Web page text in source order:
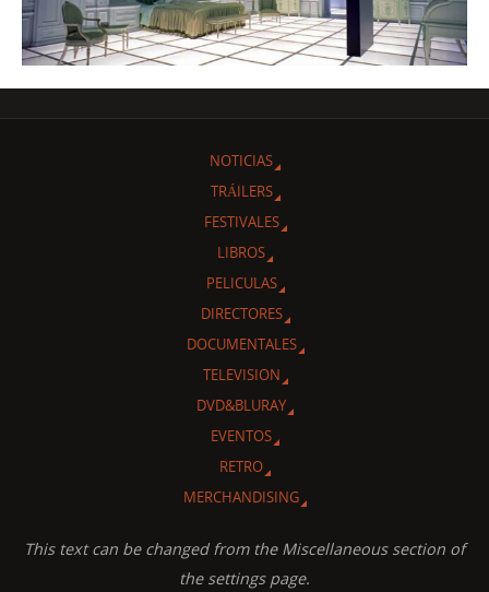
NOTICIAS
TRÁILERS
FESTIVALES
LIBROS
PELICULAS
DIRECTORES
DOCUMENTALES
TELEVISION
DVD&BLURAY
EVENTOS
RETRO
MERCHANDISING
This text can be changed from the Miscellaneous section of
the settings page.